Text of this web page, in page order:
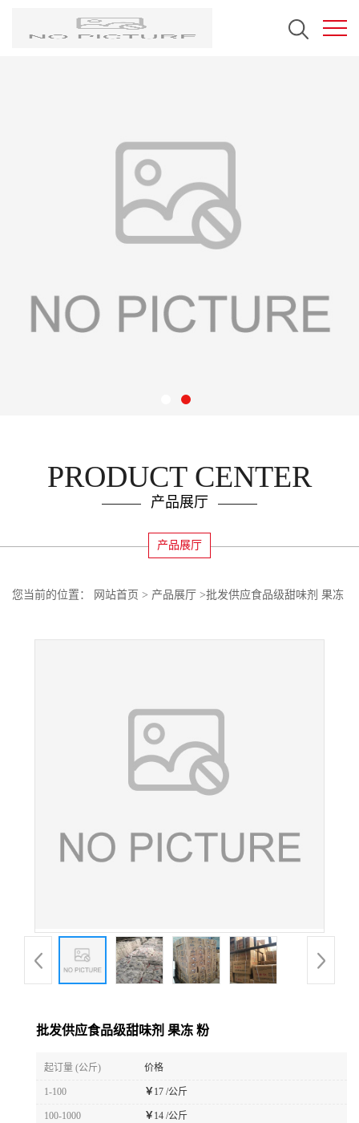
PRODUCT CENTER
产品展厅
产品展厅
您当前的位置： 网站首页 > 产品展厅 >批发供应食品级甜味剂 果冻
批发供应食品级甜味剂 果冻 粉
起订量 (公斤) 价格
1-100 ￥ 17 /公斤
100-1000 ￥ 14 /公斤